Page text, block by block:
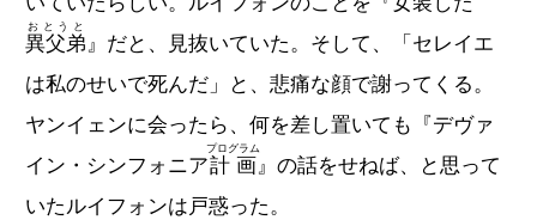
異父弟
おとうと
』だと、見抜いていた。そして、「セレイエ
は私のせいで死んだ」と、悲痛な顔で謝ってくる。
ヤンイェンに会ったら、何を差し置いても『デヴァ
イン・シンフォニア計画
プログラム
』の話をせねば、と思って
いたルイフォンは戸惑った。